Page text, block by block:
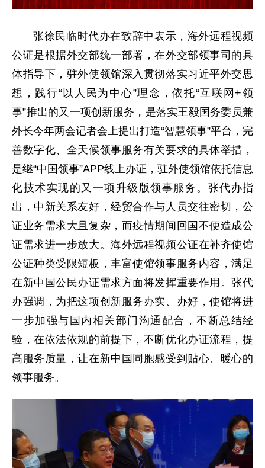
张徐民临时代办在致辞中表示，海外远程视频
公证是根据外交部统一部署，在外交部领事司的具
体指导下，驻外使领馆深入贯彻落实习近平外交思
想，践行“以人民为中心”理念，依托“互联网+领
事”推出的又一项创新服务，是落实王毅国务委员兼
外长今年两会记者会上提出打造“智慧领事”平台，完
善数字化、全天候领事服务有关要求的具体举措，
是继“中国领事”APP线上办证，驻外使领馆依托信息
化技术实现的又一项升级版领事服务。张代办指
出，中新关系友好，经贸合作与人员交往密切，公
证业务需求大且复杂，而疫情期间回国不便造成公
证需求进一步放大。海外远程视频公证在补齐使馆
公证种类受限短板，丰富使馆领事服务内容，满足
在新中国公民办证需求方面将发挥重要作用。张代
办强调，为把这项创新服务办实、办好，使馆将进
一步加强与国内相关部门沟通配合，不断总结经
验，在依法依规的前提下，不断优化办证流程，提
高服务质量，让在新中国同胞感受到贴心、暖心的
领事服务。